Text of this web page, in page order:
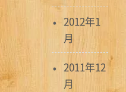
2012年1
月
2011年12
月